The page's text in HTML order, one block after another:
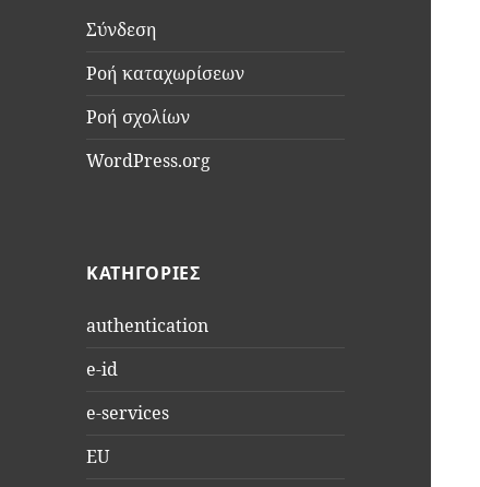
Σύνδεση
Ροή καταχωρίσεων
Ροή σχολίων
WordPress.org
KΑΤΗΓΟΡΊΕΣ
authentication
e-id
e-services
EU